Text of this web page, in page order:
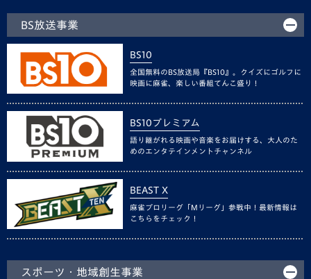
BS放送事業
BS10
全国無料のBS放送局『BS10』。クイズにゴルフに
映画に麻雀、楽しい番組てんこ盛り！
BS10プレミアム
語り継がれる映画や音楽をお届けする、大人のた
めのエンタテインメントチャンネル
BEAST X
麻雀プロリーグ「Mリーグ」参戦中！最新情報は
こちらをチェック！
スポーツ・地域創生事業